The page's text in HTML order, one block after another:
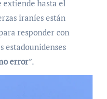
extiende hasta el
iraníes están
responder con
estadounidenses
error”.